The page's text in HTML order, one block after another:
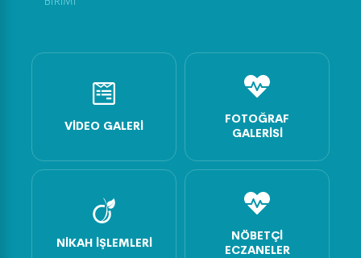
VIDEO GALERI
FOTOĞRAF
GALERISI
NIKAH İŞLEMLERI
NÖBETÇI
ECZANELER